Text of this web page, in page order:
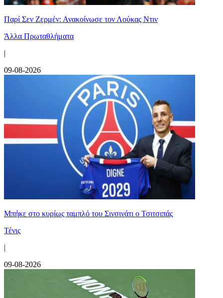
Παρί Σεν Ζερμέν: Ανακοίνωσε τον Λούκας Ντιν
Άλλα Πρωταθλήματα
|
09-08-2026
Mπήκε στο κυρίως ταμπλό του Σινσινάτι ο Τσιτσιπάς
Τένις
|
09-08-2026